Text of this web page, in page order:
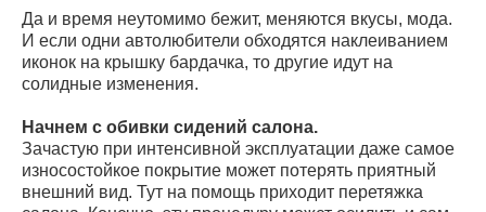
Да и время неутомимо бежит, меняются вкусы, мода.
И если одни автолюбители обходятся наклеиванием
иконок на крышку бардачка, то другие идут на
солидные изменения.
Начнем с обивки сидений салона.
Зачастую при интенсивной эксплуатации даже самое
износостойкое покрытие может потерять приятный
внешний вид. Тут на помощь приходит перетяжка